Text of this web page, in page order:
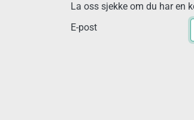
La oss sjekke om du har en
E-post